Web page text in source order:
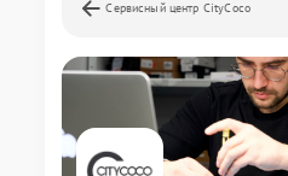
Сервисный центр CityCoco